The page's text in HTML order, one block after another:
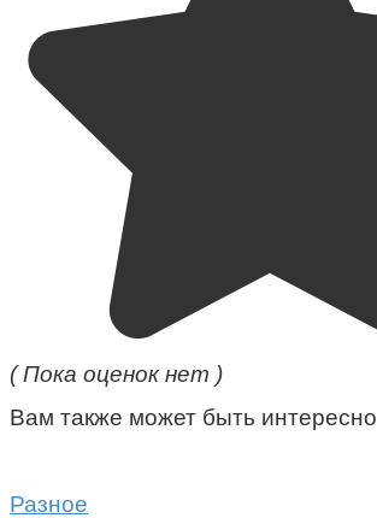
( Пока оценок нет )
Вам также может быть интересно
Разное